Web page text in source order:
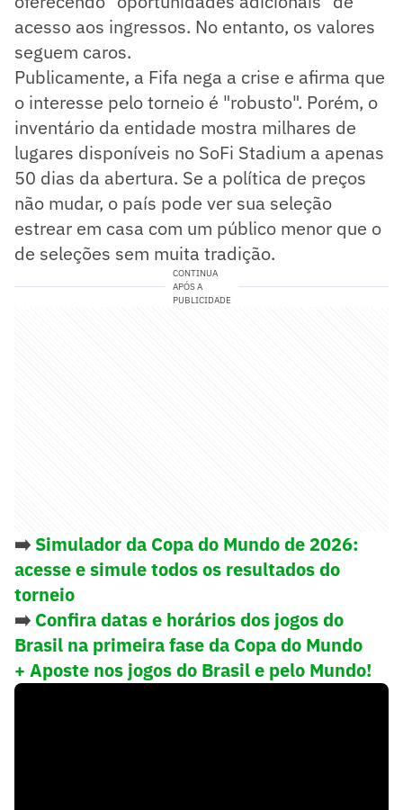
acesso aos ingressos. No entanto, os valores
seguem caros.
Publicamente, a Fifa nega a crise e afirma que
o interesse pelo torneio é "robusto". Porém, o
inventário da entidade mostra milhares de
lugares disponíveis no SoFi Stadium a apenas
50 dias da abertura. Se a política de preços
não mudar, o país pode ver sua seleção
estrear em casa com um público menor que o
de seleções sem muita tradição.
CONTINUA
APÓS A
PUBLICIDADE
➡️ Simulador da Copa do Mundo de 2026:
acesse e simule todos os resultados do
torneio
➡️ Confira datas e horários dos jogos do
Brasil na primeira fase da Copa do Mundo
+ Aposte nos jogos do Brasil e pelo Mundo!